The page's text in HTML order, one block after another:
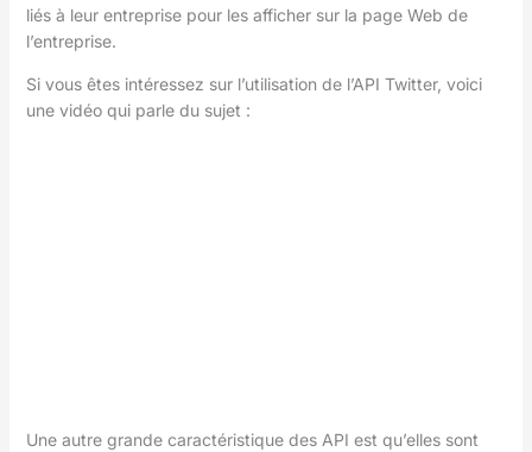
liés à leur entreprise pour les afficher sur la page Web de
l’entreprise.
Si vous êtes intéressez sur l’utilisation de l’API Twitter, voici
une vidéo qui parle du sujet :
Une autre grande caractéristique des API est qu’elles sont